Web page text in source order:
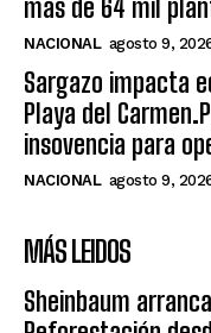
más de 64 mil
NACIONAL agosto 9,
Sargazo impacta
Playa del
insovencia para
NACIONAL agosto 9,
MÁS LEIDOS
Sheinbaum